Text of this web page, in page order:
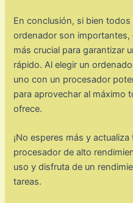
En conclusión, si bien
ordenador son importantes,
más crucial para garantizar
rápido. Al elegir un
uno con un procesador
para aprovechar al máximo
ofrece.
¡No esperes más y
procesador de alto
uso y disfruta de un
tareas.